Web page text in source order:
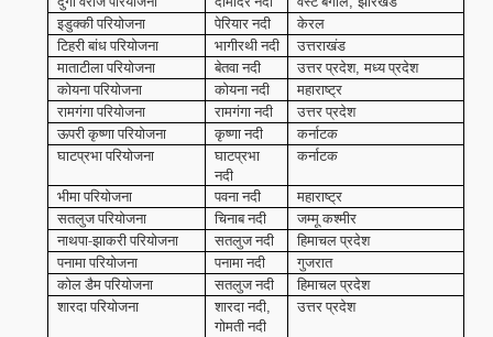
इडुक्की परियोजना
पेरियार नदी
केरल
टिहरी बांध परियोजना
भागीरथी नदी
उत्तराखंड
माताटीला परियोजना
बेतवा नदी उत्तर प्रदेश,मध्य प्रदेश
कोयना परियोजना
कोयना नदी
महाराष्ट्र
रामगंगा परियोजना
रामगंगा नदी
उत्तर प्रदेश
ऊपरी कृष्णा परियोजना
कृष्णा नदी
कर्नाटक
घाटप्रभा परियोजना
घाटप्रभा
नदी
कर्नाटक
भीमा परियोजना पवना नदी
महाराष्ट्र
सतलुज परियोजना
चिनाब नदी
जम्मू कश्मीर
नाथपा-झाकरी परियोजना
सतलुज नदी
हिमाचल प्रदेश
पनामा परियोजना
पनामा नदी
गुजरात
कोल डैम परियोजना
सतलुज नदी
हिमाचल प्रदेश
शारदा परियोजना
शारदा नदी,
गोमती नदी
उत्तर प्रदेश